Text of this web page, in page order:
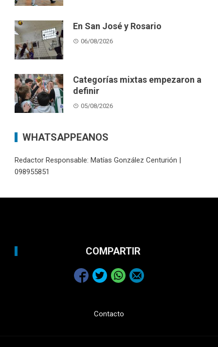
En San José y Rosario
06/08/2026
Categorías mixtas empezaron a
definir
05/08/2026
WHATSAPPEANOS
Redactor Responsable: Matías González Centurión |
098955851
COMPARTIR
Contacto